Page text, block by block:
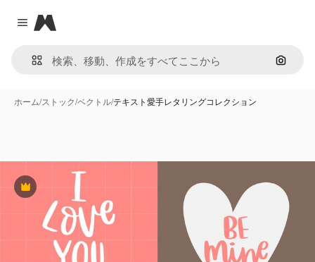
Close menu
Magnific
画像で
ホーム/ストック/ベクトル/テキスト愛手レタリングコレクション
Premium